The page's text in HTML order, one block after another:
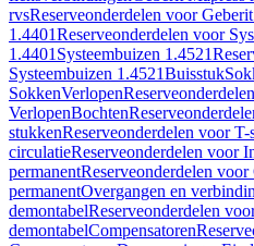
rvsReserveonderdelen voor
1.4401Reserveonderdelen voor
1.4401 Systeembuizen 1.4521
Systeembuizen 1.4521Buisstuk
SokkenVerlopen
VerlopenBochten
stukkenReserveonderdelen voor T-
circulatieReserveonderdelen voor
permanentReserveonderdelen voor
permanentOvergangen en
demontabelReserveonderdelen
demontabelCompensatoren